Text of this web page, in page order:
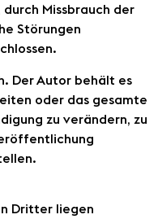
Missbrauch der
Störungen
Der Autor behält es
oder das gesamte
zu verändern, zu
Dritter liegen